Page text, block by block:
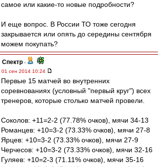
самое или какие-то новые подробности?
И еще вопрос. В России ТО тоже сегодня
закрывается или опять до середины сентября
можем покупать?
Спектр -
01 сен 2014 10:24
Первые 15 матчей во внутренних
соревнованиях (условный "первый круг") всех
тренеров, которые столько матчей провели.
Соколов: +11=2-2 (77.78% очков), мячи 34-13
Романцев: +10=3-2 (73.33% очков), мячи 27-8
Ярцев: +10=3-2 (73.33% очков), мячи 27-9
Черчесов: +10=3-2 (73.33% очков), мячи 32-16
Гуляев: +10=2-3 (71.11% очков), мячи 35-16